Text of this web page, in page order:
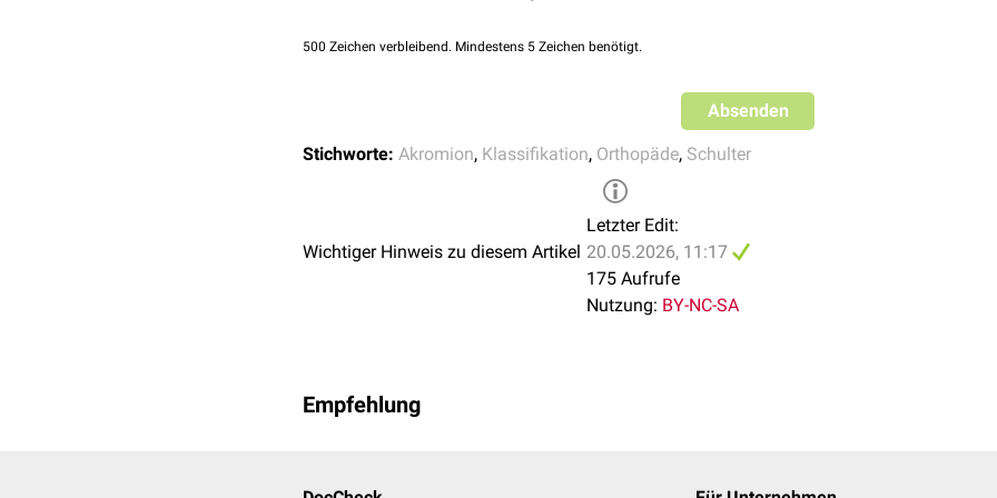
500 Zeichen verbleibend. Mindestens 5 Zeichen benötigt.
Absenden
Stichworte: Akromion, Klassifikation, Orthopäde, Schulter
Wichtiger Hinweis zu diesem Artikel
Letzter Edit:
20.05.2026, 11:17
175 Aufrufe
Nutzung: BY-NC-SA
Empfehlung